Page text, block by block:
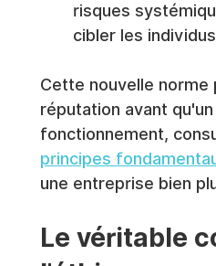
risques
cibler les
Cette nouvelle
réputation avant
fonctionnement,
principes
une entreprise bien
Le véritable